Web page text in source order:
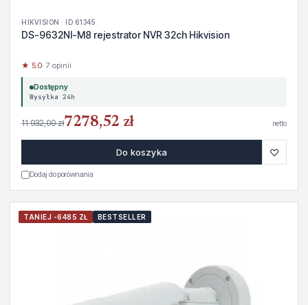
HIKVISION · ID 61345
DS-9632NI-M8 rejestrator NVR 32ch Hikvision
★ 5.0· 7 opinii
Dostępny
Wysyłka 24h
11 932,00 zł7278,52 zł netto
Do koszyka ♡
Dodaj do porównania
TANIEJ -6485 ZŁ BESTSELLER